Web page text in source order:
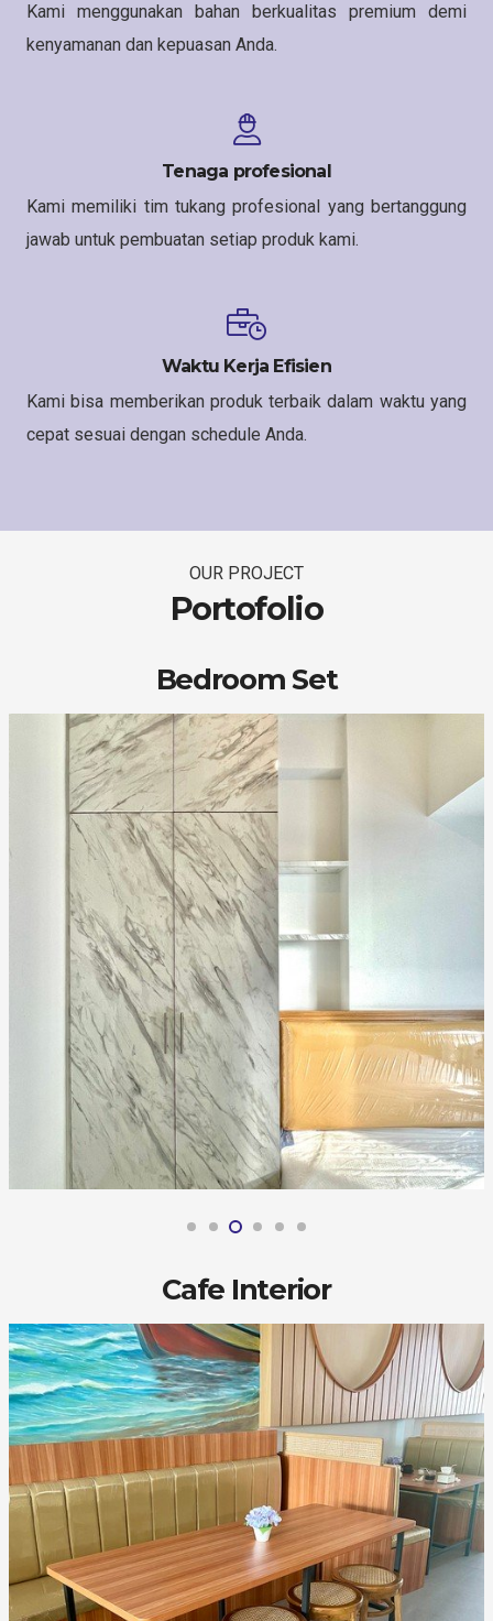
Kami menggunakan bahan berkualitas premium demi
kenyamanan dan kepuasan Anda.
Tenaga profesional
Kami memiliki tim tukang profesional yang bertanggung
jawab untuk pembuatan setiap produk kami.
Waktu Kerja Efisien
Kami bisa memberikan produk terbaik dalam waktu yang
cepat sesuai dengan schedule Anda.
OUR PROJECT
Portofolio
Bedroom Set
Cafe Interior